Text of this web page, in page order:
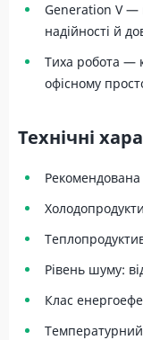
Generation V —
надійності й
Тиха робота —
офісному
Технічні
Рівень шуму:
Клас
Температурний